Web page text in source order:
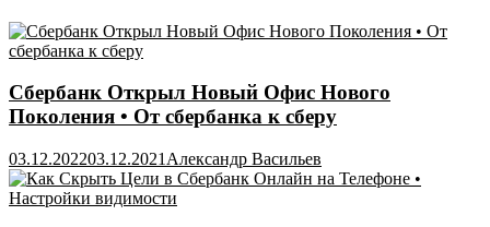
Сбербанк Открыл Новый Офис Нового
Поколения • От сбербанка к сберу
03.12.202203.12.2021 Александр Васильев